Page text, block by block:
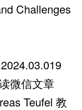
Challenges
微信文章
Teufel 教